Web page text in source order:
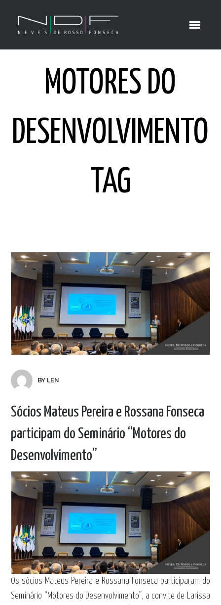
MOTORES DO
DESENVOLVIMENTO
TAG
BY LEN
Sócios Mateus Pereira e Rossana Fonseca
participam do Seminário “Motores do
Desenvolvimento”
Os sócios Mateus Pereira e Rossana Fonseca participaram do
Seminário “Motores do Desenvolvimento”, a convite de Larissa